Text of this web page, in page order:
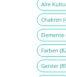
Alte
Chakren
Elemente
Farben
Geister